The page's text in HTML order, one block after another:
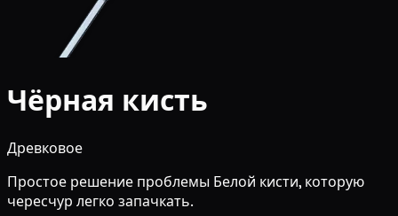
Чёрная кисть
Древковое
Простое решение проблемы Белой кисти, которую
чересчур легко запачкать.